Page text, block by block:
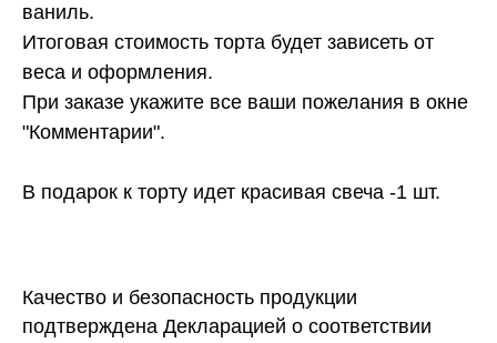
ваниль.
Итоговая стоимость торта будет зависеть от
веса и оформления.
При заказе укажите все ваши пожелания в окне
"Комментарии".
В подарок к торту идет красивая свеча -1 шт.
Качество и безопасность продукции
подтверждена Декларацией о соответствии